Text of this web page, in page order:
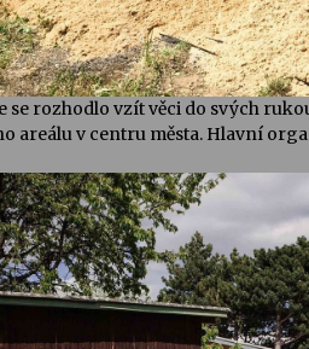
se rozhodlo vzít věci do svých
areálu v centru města. Hlavní